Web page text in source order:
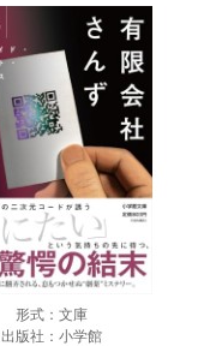
形式：文庫
出版社：小学館